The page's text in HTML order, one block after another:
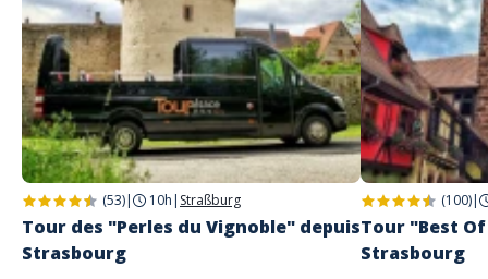
(53)| 10h | Straßburg
Tour des "Perles du Vignoble" depuis
Strasbourg
(100)|
Tour "Best
Strasbourg